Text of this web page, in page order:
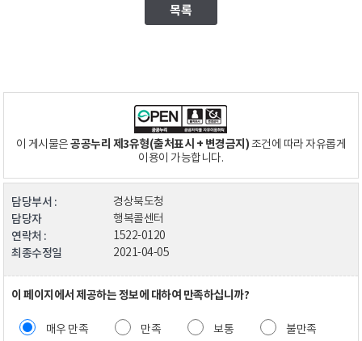
목록
이 게시물은공공누리 제3유형(출처표시 + 변경금지)조건에 따라 자유롭게
이용이 가능합니다.
담당부서 : 경상북도청
담당자 행복콜센터
연락처 : 1522-0120
최종수정일 2021-04-05
이 페이지에서 제공하는 정보에 대하여 만족하십니까?
매우 만족 만족 보통 불만족